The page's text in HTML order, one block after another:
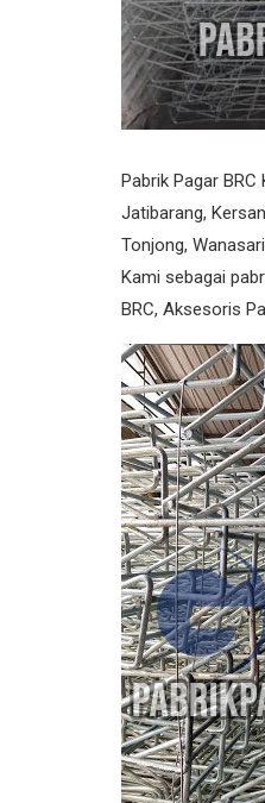
Pabrik Pagar
Jatibarang,
Tonjong,
Kami sebagai
BRC, Aksesoris